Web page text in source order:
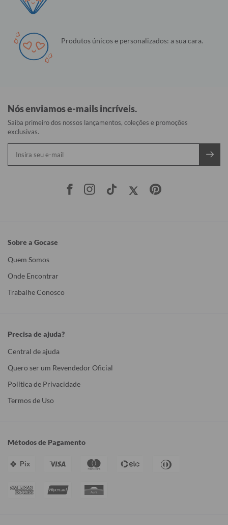
Produtos únicos e personalizados: a sua cara.
Nós enviamos e-mails incríveis.
Saiba primeiro dos nossos lançamentos, coleções e promoções
exclusivas.
Sobre a Gocase
Quem Somos
Onde Encontrar
Trabalhe Conosco
Precisa de ajuda?
Central de ajuda
Quero ser um Revendedor Oficial
Política de Privacidade
Termos de Uso
Métodos de Pagamento
Pix